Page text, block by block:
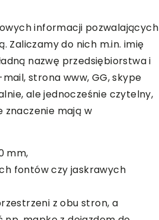
informacji pozwalających
Zaliczamy do nich m.in. imię
nazwę przedsiębiorstwa i
strona www, GG, skype
ale jednocześnie czytelny,
znaczenie mają w
mm,
fontów czy jaskrawych
z obu stron, a